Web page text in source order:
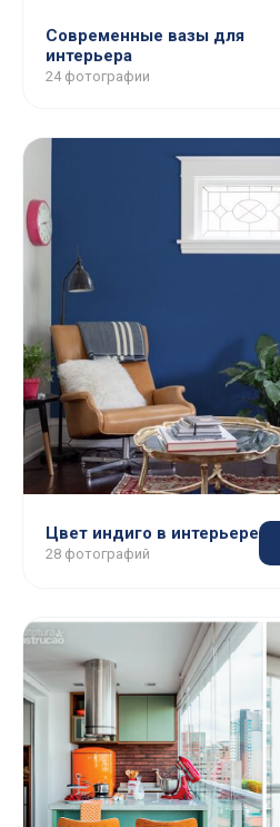
Современные вазы для
интерьера
24 фотографии
Цвет индиго в интерьере
28 фотографий